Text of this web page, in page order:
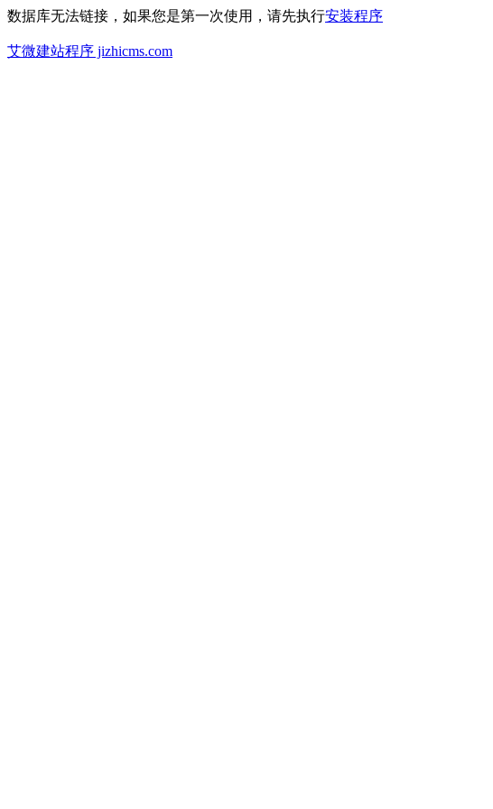
数据库无法链接，如果您是第一次使用，请先执行安装程序
艾微建站程序 jizhicms.com